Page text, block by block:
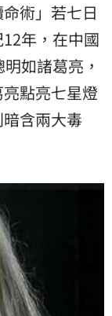
術」若七日
年，在中國
如諸葛亮，
點亮七星燈
含兩大毒